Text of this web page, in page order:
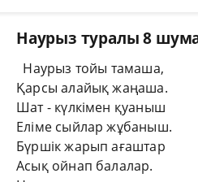
Наурыз туралы 8
Наурыз тойы тамаша,
Қарсы алайық жаңаша.
Шат - күлкімен қуаныш
Еліме сыйлар жұбаныш.
Бүршік жарып ағаштар
Асық ойнап балалар.